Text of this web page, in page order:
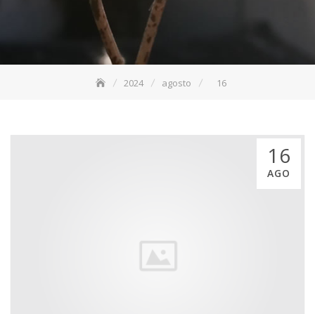
2024 agosto 16
16
AGO